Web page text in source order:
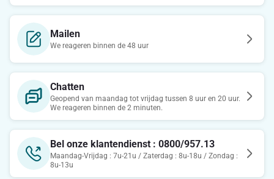
Mailen
We reageren binnen de 48 uur
Chatten
Geopend van maandag tot vrijdag tussen 8 uur en 20 uur.
We reageren binnen de 2 minuten.
Bel onze klantendienst : 0800/957.13
Maandag-Vrijdag : 7u-21u / Zaterdag : 8u-18u / Zondag :
8u-13u